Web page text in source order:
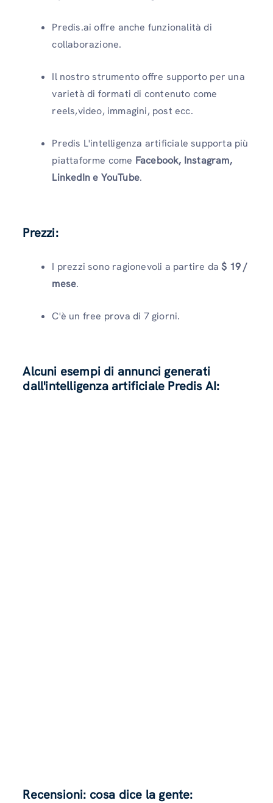
Predis.ai offre anche funzionalità di
collaborazione.
Il nostro strumento offre supporto per una
varietà di formati di contenuto come
reels,video, immagini, post ecc.
Predis L'intelligenza artificiale supporta più
piattaforme come Facebook, Instagram,
LinkedIn e YouTube.
Prezzi:
I prezzi sono ragionevoli a partire da$ 19 /
mese.
C'è un free prova di 7 giorni.
Alcuni esempi di annunci generati
dall'intelligenza artificiale Predis AI:
Recensioni: cosa dice la gente: